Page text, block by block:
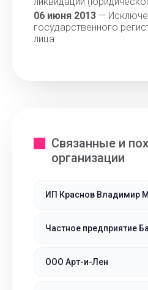
06 июня 2013 —
государственного
лица
Связанные и
организации
ИП Краснов Владимир
Частное предприятие
ООО Арт-и-Лен